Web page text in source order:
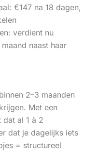
€147 na 18 dagen,
verdient nu
naast haar
2–3 maanden
Met een
dat al 1 à 2
dat je dagelijks iets
= structureel